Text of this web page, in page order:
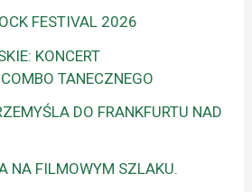
FESTIVAL 2026
KONCERT
TANECZNEGO
DO FRANKFURTU NAD
NA FILMOWYM SZLAKU.